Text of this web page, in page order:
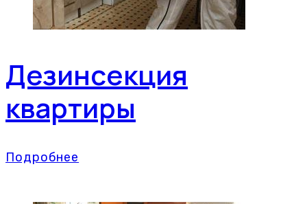
Дезинсекция
квартиры
Подробнее